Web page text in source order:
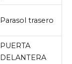
Parasol trasero
PUERTA
DELANTERA